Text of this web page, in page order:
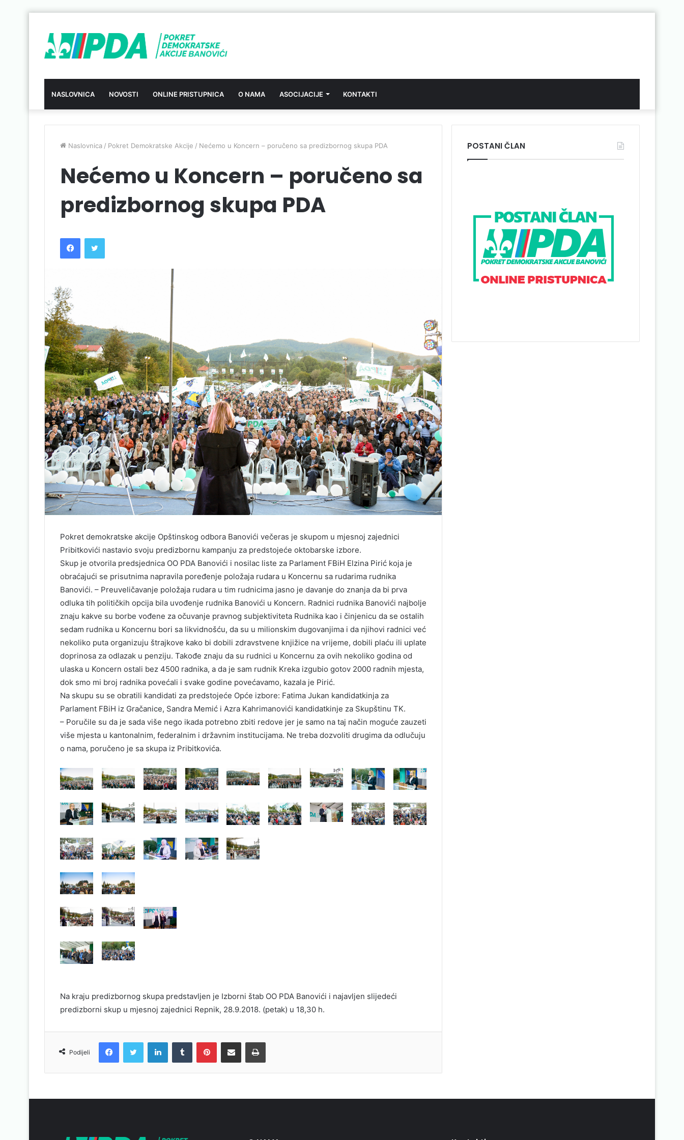
NASLOVNICA NOVOSTI ONLINE PRISTUPNICA O NAMA ASOCIJACIJE KONTAKTI
Naslovnica / Pokret Demokratske Akcije / Nećemo u Koncern – poručeno sa predizbornog skupa PDA
Nećemo u Koncern – poručeno sa
predizbornog skupa PDA
Pokret demokratske akcije Opštinskog odbora Banovići večeras je skupom u mjesnoj zajednici
Pribitkovići nastavio svoju predizbornu kampanju za predstojeće oktobarske izbore.
Skup je otvorila predsjednica OO PDA Banovići i nosilac liste za Parlament FBiH Elzina Pirić koja je
obraćajući se prisutnima napravila poređenje položaja rudara u Koncernu sa rudarima rudnika
Banovići. – Preuveličavanje položaja rudara u tim rudnicima jasno je davanje do znanja da bi prva
odluka tih političkih opcija bila uvođenje rudnika Banovići u Koncern. Radnici rudnika Banovići najbolje
znaju kakve su borbe vođene za očuvanje pravnog subjektiviteta Rudnika kao i činjenicu da se ostalih
sedam rudnika u Koncernu bori sa likvidnošću, da su u milionskim dugovanjima i da njihovi radnici već
nekoliko puta organizuju štrajkove kako bi dobili zdravstvene knjižice na vrijeme, dobili plaću ili uplate
doprinosa za odlazak u penziju. Takođe znaju da su rudnici u Koncernu za ovih nekoliko godina od
ulaska u Koncern ostali bez 4500 radnika, a da je sam rudnik Kreka izgubio gotov 2000 radnih mjesta,
dok smo mi broj radnika povećali i svake godine povećavamo, kazala je Pirić.
Na skupu su se obratili kandidati za predstojeće Opće izbore: Fatima Jukan kandidatkinja za
Parlament FBiH iz Gračanice, Sandra Memić i Azra Kahrimanovići kandidatkinje za Skupštinu TK.
– Poručile su da je sada više nego ikada potrebno zbiti redove jer je samo na taj način moguće zauzeti
više mjesta u kantonalnim, federalnim i državnim institucijama. Ne treba dozvoliti drugima da odlučuju
o nama, poručeno je sa skupa iz Pribitkovića.
Na kraju predizbornog skupa predstavljen je Izborni štab OO PDA Banovići i najavljen slijedeći
predizborni skup u mjesnoj zajednici Repnik, 28.9.2018. (petak) u 18,30 h.
Podijeli
POSTANI ČLAN